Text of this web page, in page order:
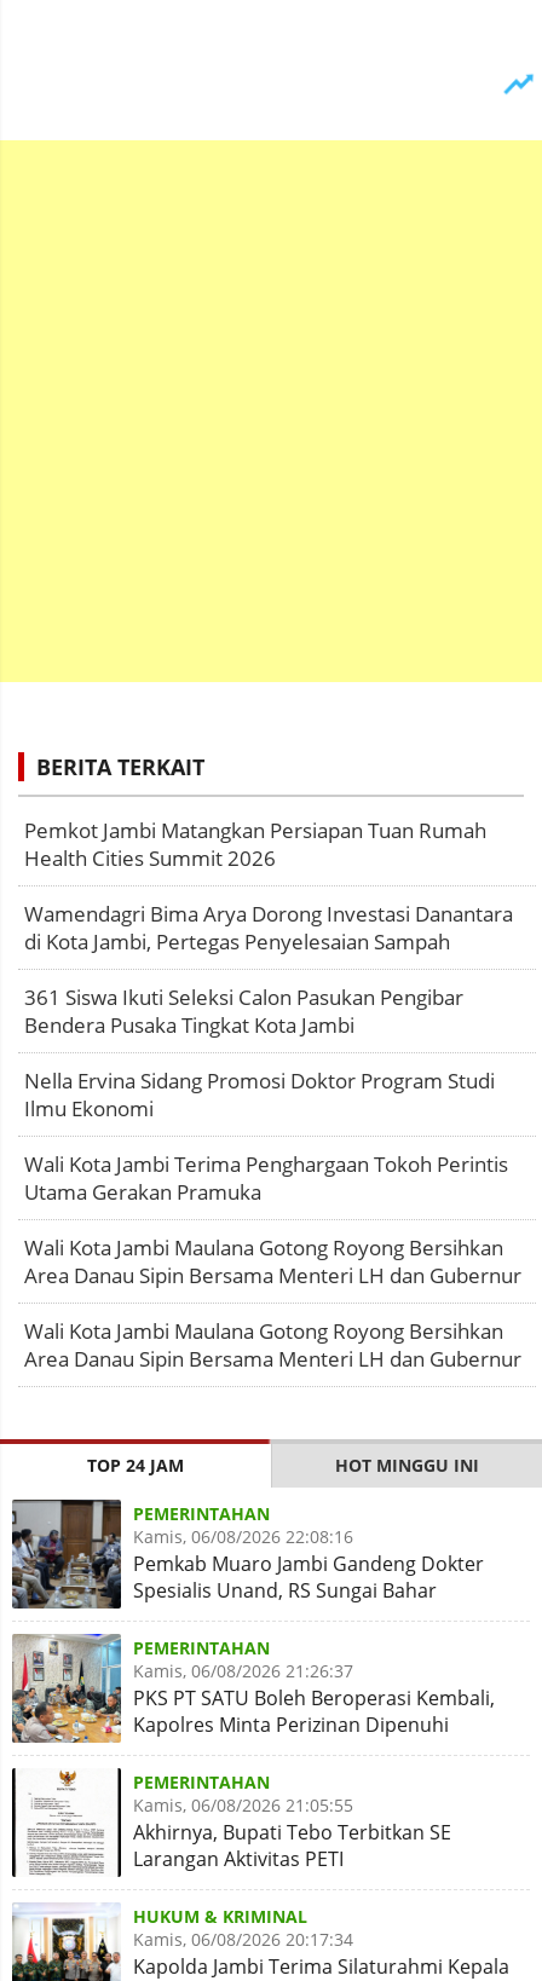
BERITA TERKAIT
Pemkot Jambi Matangkan Persiapan Tuan Rumah
Health Cities Summit 2026
Wamendagri Bima Arya Dorong Investasi Danantara
di Kota Jambi, Pertegas Penyelesaian Sampah
361 Siswa Ikuti Seleksi Calon Pasukan Pengibar
Bendera Pusaka Tingkat Kota Jambi
Nella Ervina Sidang Promosi Doktor Program Studi
Ilmu Ekonomi
Wali Kota Jambi Terima Penghargaan Tokoh Perintis
Utama Gerakan Pramuka
Wali Kota Jambi Maulana Gotong Royong Bersihkan
Area Danau Sipin Bersama Menteri LH dan Gubernur
Wali Kota Jambi Maulana Gotong Royong Bersihkan
Area Danau Sipin Bersama Menteri LH dan Gubernur
TOP 24 JAM HOT MINGGU INI
PEMERINTAHAN
Kamis, 06/08/2026 22:08:16
Pemkab Muaro Jambi Gandeng Dokter
Spesialis Unand, RS Sungai Bahar
Disiapkan Naik Kelas
PEMERINTAHAN
Kamis, 06/08/2026 21:26:37
PKS PT SATU Boleh Beroperasi Kembali,
Kapolres Minta Perizinan Dipenuhi
PEMERINTAHAN
Kamis, 06/08/2026 21:05:55
Akhirnya, Bupati Tebo Terbitkan SE
Larangan Aktivitas PETI
HUKUM & KRIMINAL
Kamis, 06/08/2026 20:17:34
Kapolda Jambi Terima Silaturahmi Kepala